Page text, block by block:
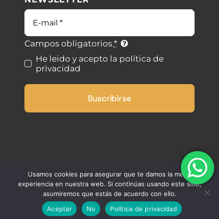
Contacto
Condiciones de uso
Ley de cookies
Desistimiento
Correo
electrónico
Campos obligatorios *
He leido y acepto la política de
privacidad
Suscribirse
Usamos cookies para asegurar que te damos la mejor
experiencia en nuestra web. Si continúas usando este sitio,
asumiremos que estás de acuerdo con ello.
Aceptar
No Política de privacidad